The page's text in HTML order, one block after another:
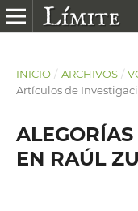
INICIO / ARCHIVOS /
Artículos de
EN RAÚL